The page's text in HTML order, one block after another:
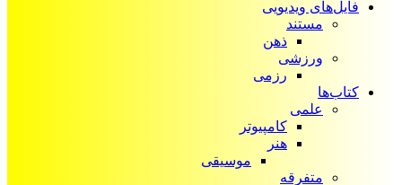
فایل‌های ویدیویی
مستند
ذهن
ورزشی
رزمی
کتاب‌ها
علمی
کامپیوتر
هنر
موسیقی
متفرقه